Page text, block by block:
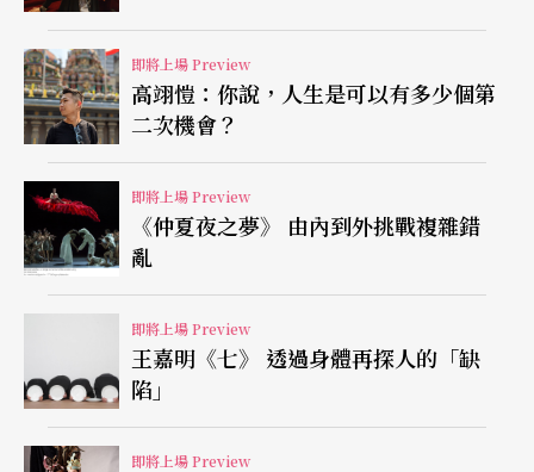
裝品味，從「成名要趁早，來得晚的話，快樂也不
那麼痛快。」談網路爆紅素人現象，從「女人有了
錢，有了姿色，也就有了悲劇。」談職場女性，從
「長的是磨難，短的是人生。」談兩性。每句名
言，都是人生指南，都是個人意見，緊扣時下當紅
話題。
即將上場 Preview
高翊愷：你說，人生是可以有多少個第
二次機會？
即將上場 Preview
《仲夏夜之夢》 由內到外挑戰複雜錯
亂
即將上場 Preview
王嘉明《七》 透過身體再探人的「缺
陷」
即將上場 Preview